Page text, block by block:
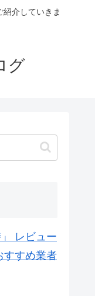
介していきま
グ
レビュー
すすめ業者